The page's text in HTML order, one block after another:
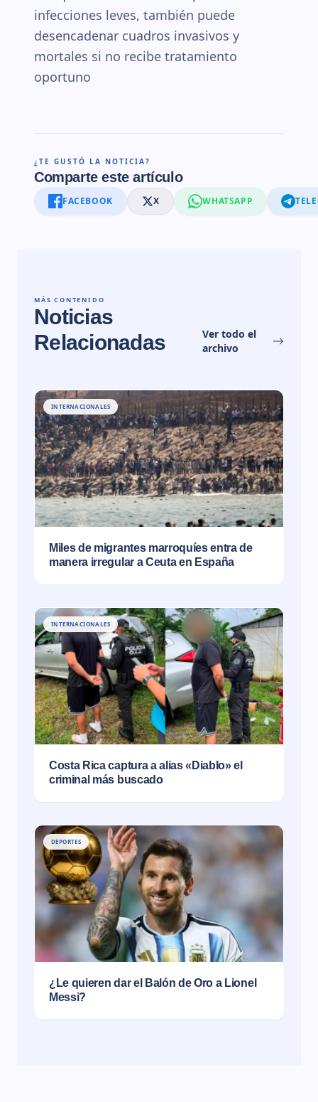
infecciones leves, también puede
desencadenar cuadros invasivos y
mortales si no recibe tratamiento
oportuno
¿TE GUSTÓ LA NOTICIA?
Comparte este artículo
FACEBOOK X WHATSAPP
MÁS CONTENIDO
Noticias
Relacionadas
Ver todo el
archivo
INTERNACIONALES
Miles de migrantes marroquíes entra de
manera irregular a Ceuta en España
INTERNACIONALES
Costa Rica captura a alias «Diablo» el
criminal más buscado
DEPORTES
¿Le quieren dar el Balón de Oro a Lionel
Messi?